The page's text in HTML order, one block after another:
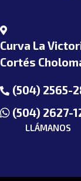
Curva La
Cortés
(504) 2565-
(504) 2627-
LLÁMANOS